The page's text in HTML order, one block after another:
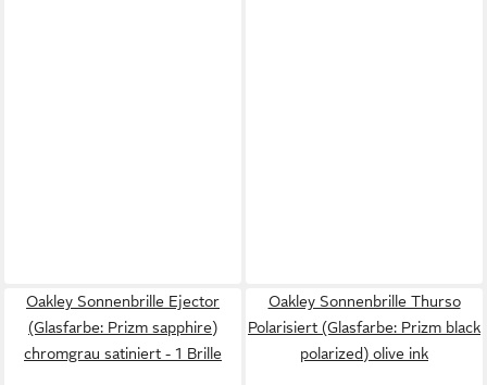
Oakley Sonnenbrille Ejector
(Glasfarbe: Prizm sapphire)
chromgrau satiniert - 1 Brille
Oakley Sonnenbrille Thurso
Polarisiert (Glasfarbe: Prizm black
polarized) olive ink